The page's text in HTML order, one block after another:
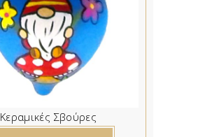
Κεραμικές Σβούρες